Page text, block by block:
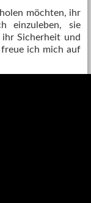
möchten, ihr
einzuleben, sie
Sicherheit und
freue ich mich auf